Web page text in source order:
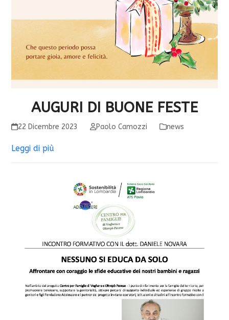
AUGURI DI BUONE FESTE
22 Dicembre 2023 Paolo Camozzi news
Leggi di più